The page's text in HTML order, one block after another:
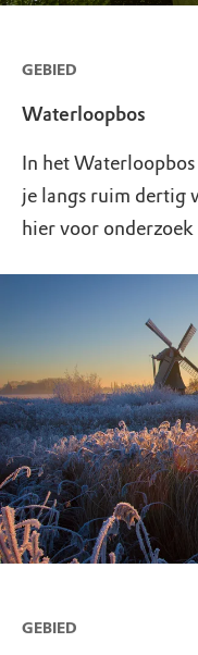
GEBIED
Waterloopbos
In het
je langs ruim dertig
hier voor
GEBIED